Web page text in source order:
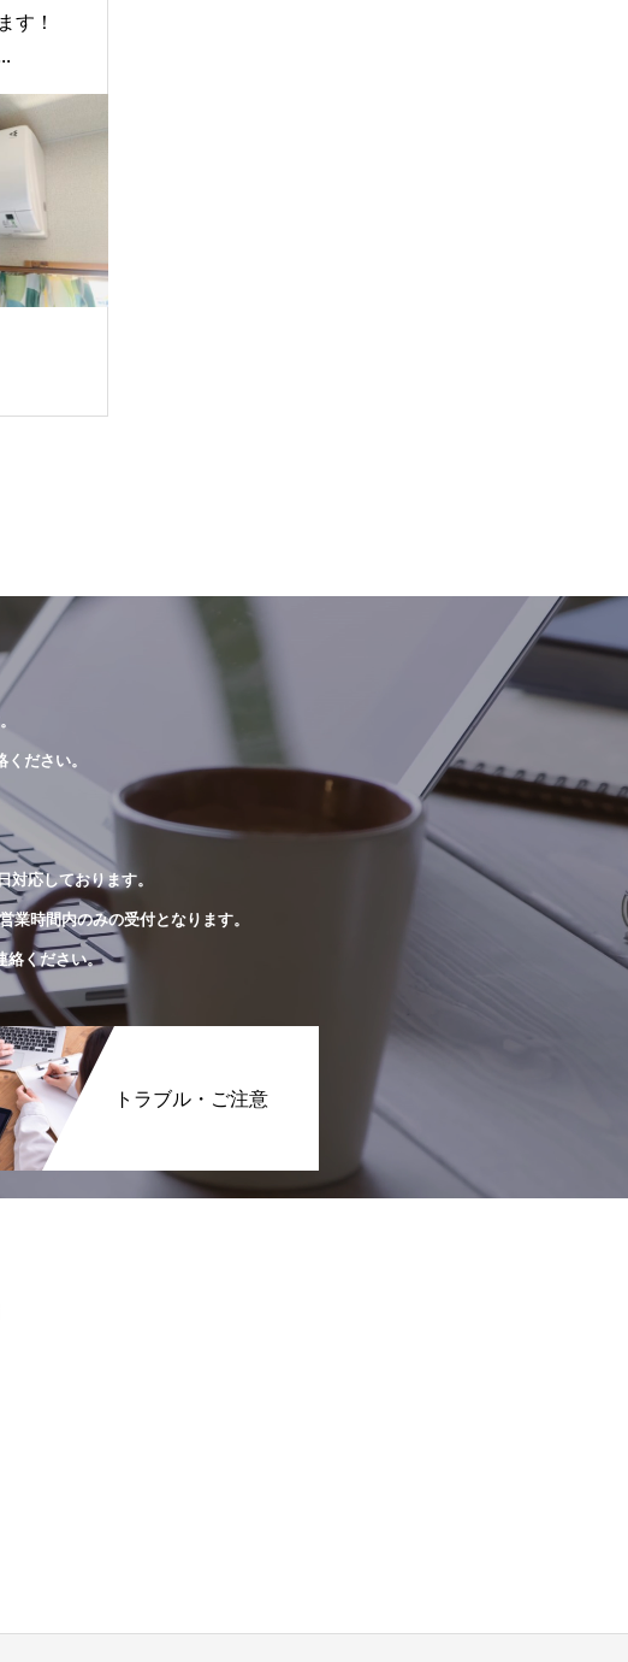
す！
ださい。
応しております。
時間内のみの受付となります。
絡ください。
トラブル・ご注意